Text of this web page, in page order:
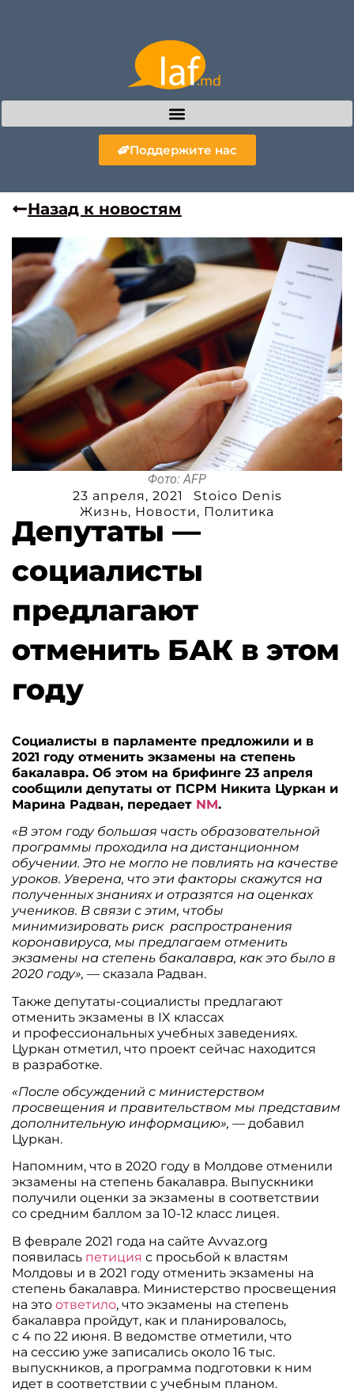
Поддержите нас
Назад к новостям
Фото: AFP
23 апреля, 2021
Stoico Denis
Жизнь, Новости, Политика
Депутаты —
социалисты
предлагают
отменить БАК в этом
году
Социалисты в парламенте предложили и в
2021 году отменить экзамены на степень
бакалавра. Об этом на брифинге 23 апреля
сообщили депутаты от ПСРМ Никита Цуркан и
Марина Радван, передает NM.
«В этом году большая часть образовательной
программы проходила на дистанционном
обучении. Это не могло не повлиять на качестве
уроков. Уверена, что эти факторы скажутся на
полученных знаниях и отразятся на оценках
учеников. В связи с этим, чтобы
минимизировать риск распространения
коронавируса, мы предлагаем отменить
экзамены на степень бакалавра, как это было в
2020 году», — сказала Радван.
Также депутаты-социалисты предлагают
отменить экзамены в IX классах
и профессиональных учебных заведениях.
Цуркан отметил, что проект сейчас находится
в разработке.
«После обсуждений с министерством
просвещения и правительством мы представим
дополнительную информацию», — добавил
Цуркан.
Напомним, что в 2020 году в Молдове отменили
экзамены на степень бакалавра. Выпускники
получили оценки за экзамены в соответствии
со средним баллом за 10-12 класс лицея.
В феврале 2021 года на сайте Avvaz.org
появилась петиция с просьбой к властям
Молдовы и в 2021 году отменить экзамены на
степень бакалавра. Министерство просвещения
на этоответило, что экзамены на степень
бакалавра пройдут, как и планировалось,
с 4 по 22 июня. В ведомстве отметили, что
на сессию уже записались около 16 тыс.
выпускников, а программа подготовки к ним
идет в соответствии с учебным планом.